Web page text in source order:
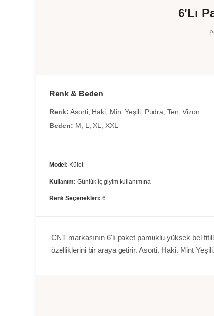
6'Lı
Renk & Beden
Renk: Asorti, Haki, Mint Yeşili, Pudra, Ten, Vizon
Beden: M, L, XL, XXL
Model: Külot
Kullanım: Günlük iç giyim kullanımına
Renk Seçenekleri: 6
CNT markasının 6'lı paket pamuklu yüksek bel
özelliklerini bir araya getirir. Asorti, Haki, Mint